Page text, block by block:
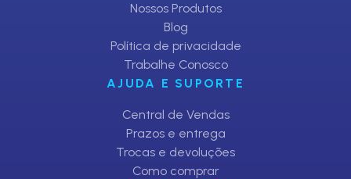
Nossos Produtos
Blog
Política de privacidade
Trabalhe Conosco
AJUDA E SUPORTE
Central de Vendas
Prazos e entrega
Trocas e devoluções
Como comprar